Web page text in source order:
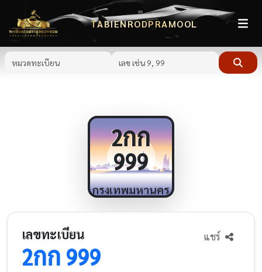
TABIENRODPRAMOOL
2กก
999
กรุงเทพมหานคร
เลขทะเบียน
2กก 999
แชร์